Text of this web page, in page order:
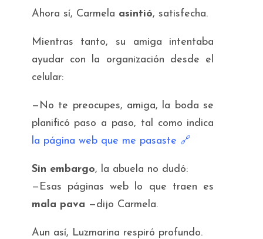
Ahora sí, Carmela asintió, satisfecha.
Mientras tanto, su amiga intentaba
ayudar con la organización desde el
celular:
—No te preocupes, amiga, la boda se
planificó paso a paso, tal como indica
la página web que me pasaste 🔗
Sin embargo, la abuela no dudó:
—Esas páginas web lo que traen es
mala pava —dijo Carmela.
Aun así, Luzmarina respiró profundo.